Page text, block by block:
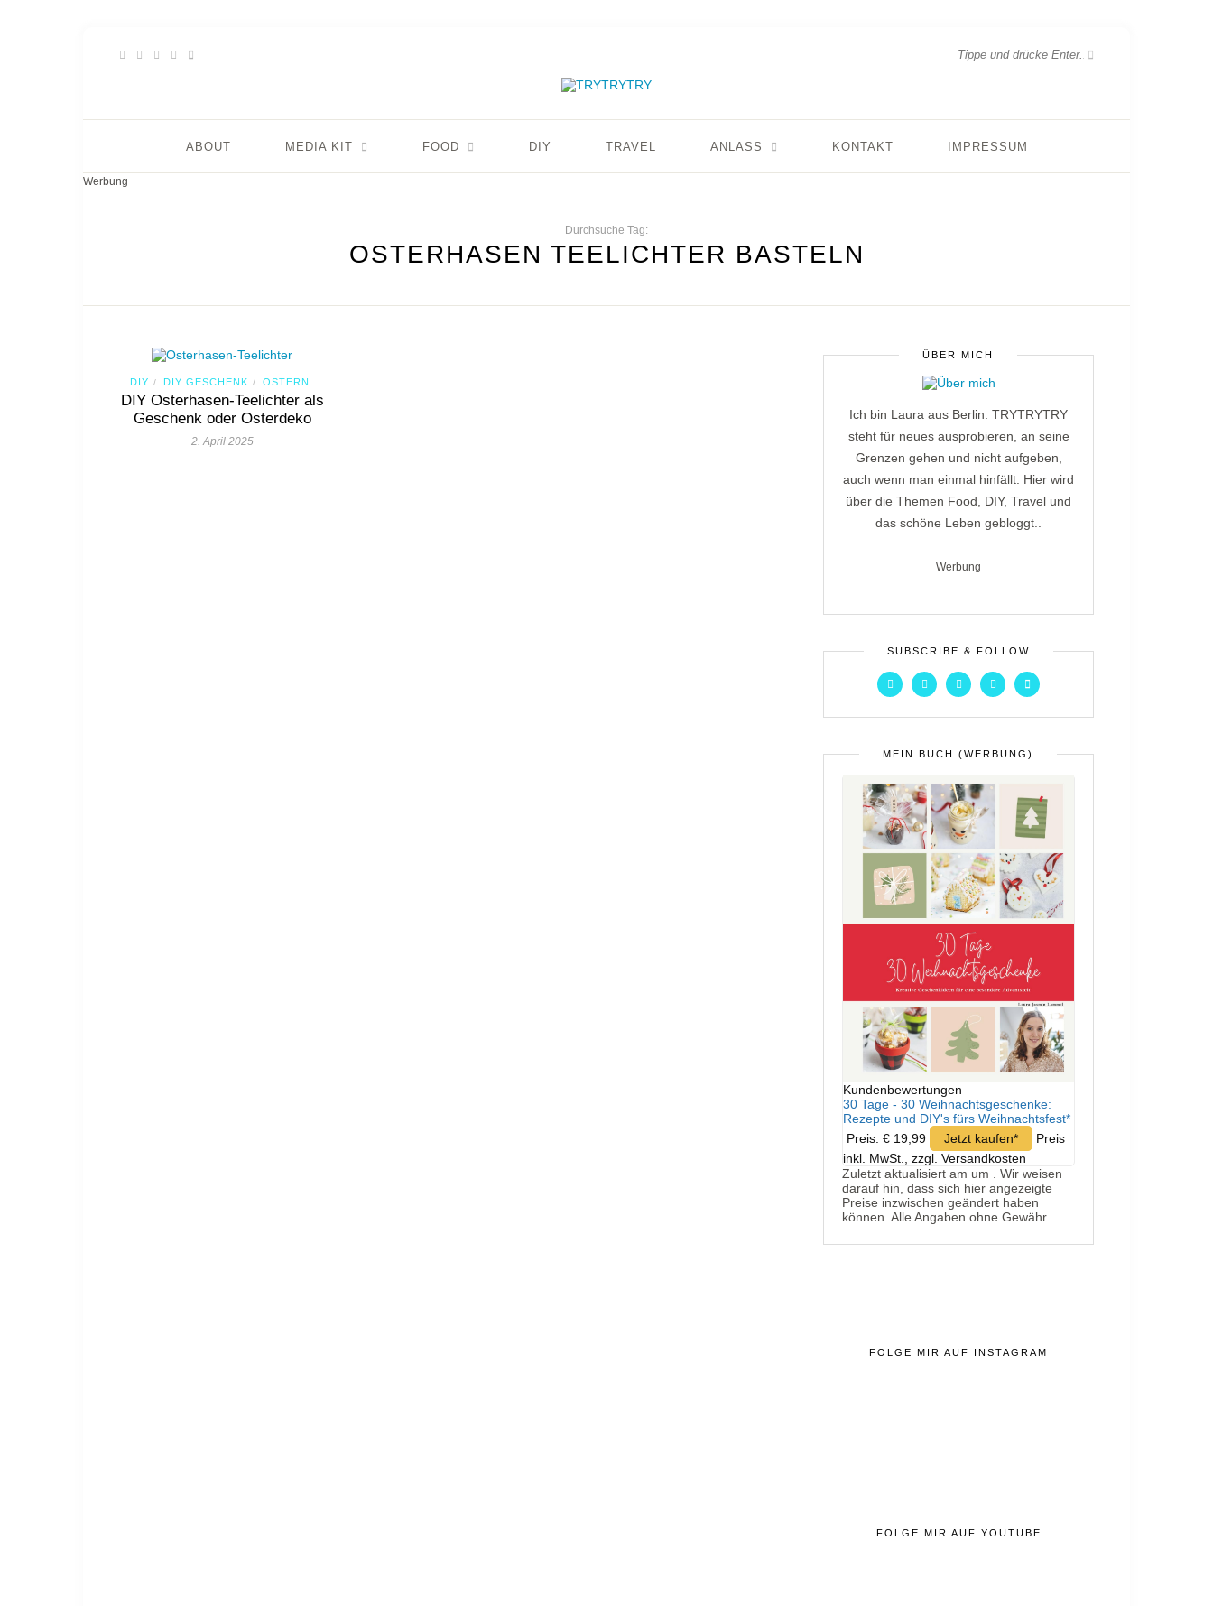
ABOUT MEDIA KIT FOOD DIY TRAVEL ANLASS KONTAKT IMPRESSUM
Werbung
Durchsuche Tag:
OSTERHASEN TEELICHTER BASTELN
DIY / DIY GESCHENK / OSTERN
DIY Osterhasen-Teelichter als
Geschenk oder Osterdeko
2. April 2025
ÜBER MICH
Ich bin Laura aus Berlin. TRYTRYTRY
steht für neues ausprobieren, an seine
Grenzen gehen und nicht aufgeben,
auch wenn man einmal hinfällt. Hier wird
über die Themen Food, DIY, Travel und
das schöne Leben gebloggt..
Werbung
SUBSCRIBE & FOLLOW
MEIN BUCH (WERBUNG)
Kundenbewertungen
30 Tage - 30 Weihnachtsgeschenke:
Rezepte und DIY's fürs Weihnachtsfest*
Preis: € 19,99
Jetzt kaufen*
Preis
inkl. MwSt., zzgl. Versandkosten
Zuletzt aktualisiert am um . Wir weisen
darauf hin, dass sich hier angezeigte
Preise inzwischen geändert haben
können. Alle Angaben ohne Gewähr.
FOLGE MIR AUF INSTAGRAM
FOLGE MIR AUF YOUTUBE